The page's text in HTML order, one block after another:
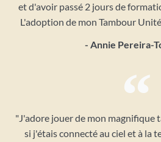
et d'avoir passé 2 jours de
L'adoption de mon Tambour
- Annie Pereira-
"J'adore jouer de mon magnifique
si j'étais connecté au ciel et à la